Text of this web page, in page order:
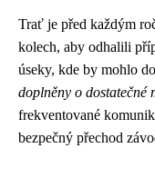
Trať je před každým
kolech, aby odhalili
úseky, kde by mohlo
doplněny o dostatečné
frekventované
bezpečný přechod